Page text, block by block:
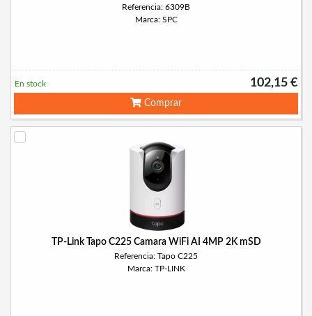
Referencia: 6309B
Marca: SPC
102,15 €
En stock
Comprar
TP-Link Tapo C225 Camara WiFi AI 4MP 2K mSD
Referencia: Tapo C225
Marca: TP-LINK